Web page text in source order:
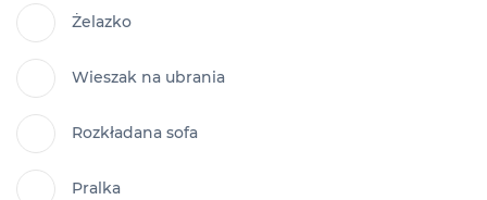
Żelazko
Wieszak na ubrania
Rozkładana sofa
Pralka